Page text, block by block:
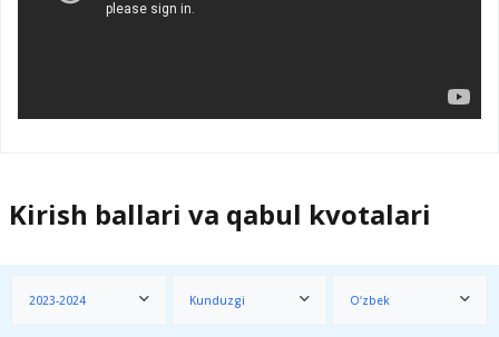
Kirish ballari va qabul kvotalari
2023-2024 Kunduzgi O‘zbek